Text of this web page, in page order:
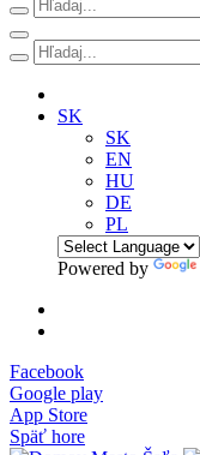
SK
SK
EN
HU
DE
PL
Powered by
Facebook
Google play
App Store
Späť hore